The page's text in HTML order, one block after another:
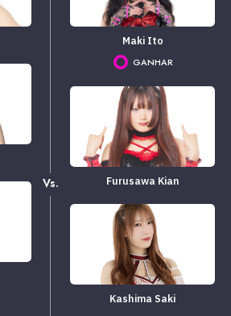
Vs.
Maki Ito
GANHAR
Furusawa Kian
Kashima Saki